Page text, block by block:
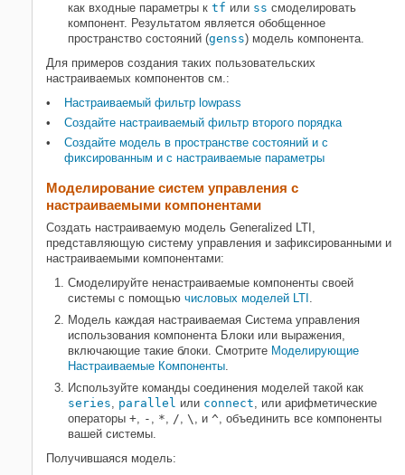
как входные параметры к tf или ss смоделировать
компонент. Результатом является обобщенное
пространство состояний (genss) модель компонента.
Для примеров создания таких пользовательских
настраиваемых компонентов см.:
Настраиваемый фильтр lowpass
Создайте настраиваемый фильтр второго порядка
Создайте модель в пространстве состояний и с
фиксированным и с настраиваемые параметры
Моделирование систем управления с
настраиваемыми компонентами
Создать настраиваемую модель Generalized LTI,
представляющую систему управления и зафиксированными и
настраиваемыми компонентами:
Смоделируйте ненастраиваемые компоненты своей
системы с помощью числовых моделей LTI .
Модель каждая настраиваемая Система управления
использования компонента Блоки или выражения,
включающие такие блоки. Смотрите Моделирующие
Настраиваемые Компоненты.
Используйте команды соединения моделей такой как
series, parallel или connect, или арифметические
операторы +, - , *, /, \ , и ^, объединить все компоненты
вашей системы.
Получившаяся модель: